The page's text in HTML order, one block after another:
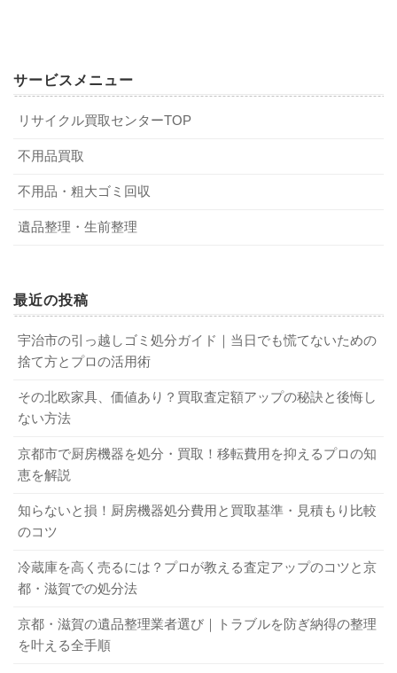
1-1．一辺の長さが50cm以上のもの
長岡京市において粗大ゴミに該当するのは、縦・横または
高さのいずれか一辺の長さが50cm以上のものです。処分し
さい。一辺の長さが50cm以内であれば、ほかの分類となり
ます。また、一辺の長さが50cm以上であったとしても、市
1-2．長岡京市で捨てられないもの
粗大ゴミに該当する大きさだとしても、長岡京市で捨てら
れないものがあります。たとえば、以下のようなもので
す。
家電リサイクル法の対象品目（テレビ・エアコン・洗
濯機・冷蔵庫）
自転車・バイク・タイヤ
バッテリー・ニカド電池等の小型充電式電池・ボタン
電池
土砂・がれき・建材などの産業廃棄物など
粗大ゴミに該当するかしないか自分で判断できない場合
は、必ず自治体に問い合わせて確認してください。
3-1．引っ越し業者のサービスを利用する
引っ越しなどで自治体回収に間に合わない場合は、引っ越
し業者の不用品回収サービスを利用する方法があります。
スを行っているようです。自治体回収で処分するよりも費
用はかかりますが、急を要する際はすぐに不用品が処分で
3-2．知人や友人に譲渡する
処分したい不用品を、知人や友人に譲渡する方法もありま
す。特に、まだ使えるものは、譲渡先が見つかる可能性が
してみてください。また、地元の掲示板を利用するのも選
択肢の1つです。地元の掲示板であれば、処分したい当日に
譲渡先が見つかる可能性もあります。譲渡先が見つかれ
ば、処分費用をかけずに不用品が手放せるでしょう。
3-3．不用品回収業者に依頼する
すぐに粗大ゴミを処分したい・大量の不用品を一気に捨て
5-1．正常に使えるか
「不用品は買い取ってもらえるのか？」と不安を感じると
思いますが、正常に使うことができるものであれば買い取
不具合が起きているものなどは買取対象外です。査定を依
頼する前に、自分で状態をチェックしてみてください。粗
状態をチェックする際は、メーカー・製造年月なども併せ
て確認しておくといいでしょう。
頼する
主な買取先としては、買取専門業者とリサイクルショップ
があります。買取専門業者は中古市場の需要を把握してい
るため、価値があるものほど高価買取が期待できるでしょ
う。ただし、査定は厳しめですので、買取不可になる可能
リサイクルショップに依頼するのも選択肢の1つです。リサ
め、買取額は下がりますが、少し不具合が起きていたとし
ても買い取ってもらえるケースもあります。
サービスメニュー
リサイクル買取センターTOP
不用品買取
不用品・粗大ゴミ回収
遺品整理・生前整理
最近の投稿
宇治市の引っ越しゴミ処分ガイド｜当日でも慌てないための
捨て方とプロの活用術
その北欧家具、価値あり？買取査定額アップの秘訣と後悔し
ない方法
京都市で厨房機器を処分・買取！移転費用を抑えるプロの知
恵を解説
知らないと損！厨房機器処分費用と買取基準・見積もり比較
のコツ
冷蔵庫を高く売るには？プロが教える査定アップのコツと京
都・滋賀での処分法
京都・滋賀の遺品整理業者選び｜トラブルを防ぎ納得の整理
を叶える全手順